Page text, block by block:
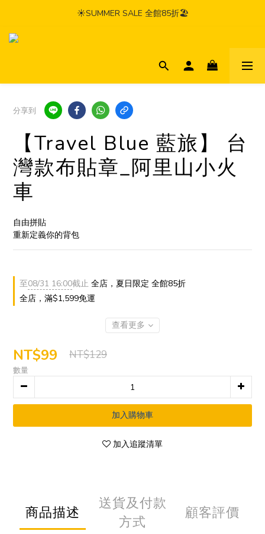
☀️SUMMER SALE 全館85折🏖️
分享到
【Travel Blue 藍旅】 台
灣款布貼章_阿里山小火
車
自由拼貼
重新定義你的背包
至08/31 16:00截止 全店，夏日限定 全館85折
全店，滿$1,599免運
查看更多
NT$99 NT$129
數量
加入購物車
加入追蹤清單
商品描述
送貨及付款
方式
顧客評價